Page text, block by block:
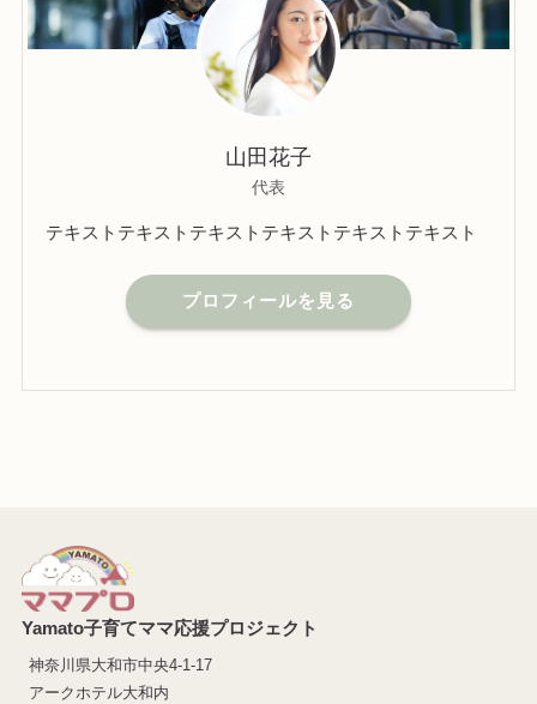
山田花子
代表
テキストテキストテキストテキストテキストテキスト
プロフィールを見る
Yamato子育てママ応援プロジェクト
神奈川県大和市中央4-1-17
アークホテル大和内